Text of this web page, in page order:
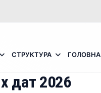
СТРУКТУРА ГОЛОВНА
дат 2026